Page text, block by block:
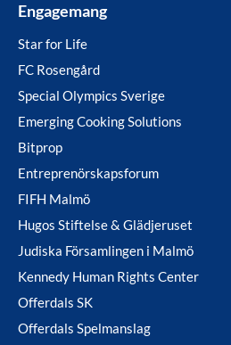
Engagemang
Star for Life
FC Rosengård
Special Olympics Sverige
Emerging Cooking Solutions
Bitprop
Entreprenörskapsforum
FIFH Malmö
Hugos Stiftelse & Glädjeruset
Judiska Församlingen i Malmö
Kennedy Human Rights Center
Offerdals SK
Offerdals Spelmanslag